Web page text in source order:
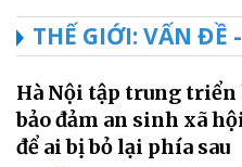
THẾ GIỚI: VẤN ĐỀ
Hà Nội tập trung
bảo đảm an sinh xã
để ai bị bỏ lại phía sau